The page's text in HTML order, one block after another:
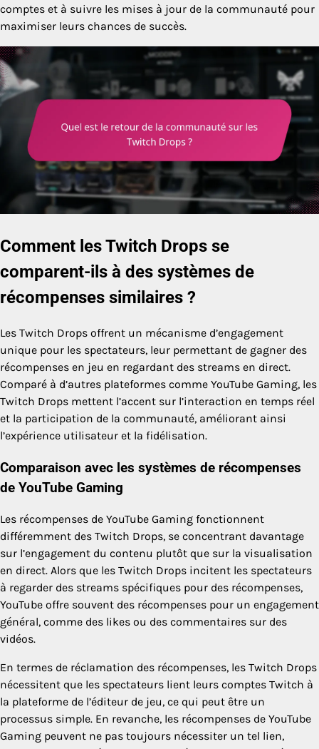
comptes et à suivre les mises à jour de la communauté pour
maximiser leurs chances de succès.
Comment les Twitch Drops se
comparent-ils à des systèmes de
récompenses similaires ?
Les Twitch Drops offrent un mécanisme d’engagement
unique pour les spectateurs, leur permettant de gagner des
récompenses en jeu en regardant des streams en direct.
Comparé à d’autres plateformes comme YouTube Gaming, les
Twitch Drops mettent l’accent sur l’interaction en temps réel
et la participation de la communauté, améliorant ainsi
l’expérience utilisateur et la fidélisation.
Comparaison avec les systèmes de récompenses
de YouTube Gaming
Les récompenses de YouTube Gaming fonctionnent
différemment des Twitch Drops, se concentrant davantage
sur l’engagement du contenu plutôt que sur la visualisation
en direct. Alors que les Twitch Drops incitent les spectateurs
à regarder des streams spécifiques pour des récompenses,
YouTube offre souvent des récompenses pour un engagement
général, comme des likes ou des commentaires sur des
vidéos.
En termes de réclamation des récompenses, les Twitch Drops
nécessitent que les spectateurs lient leurs comptes Twitch à
la plateforme de l’éditeur de jeu, ce qui peut être un
processus simple. En revanche, les récompenses de YouTube
Gaming peuvent ne pas toujours nécessiter un tel lien,